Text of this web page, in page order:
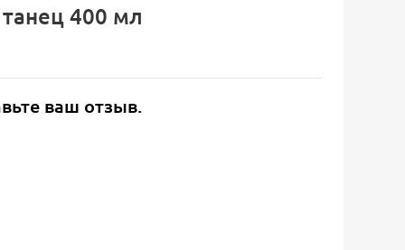
400 мл
ваш отзыв.